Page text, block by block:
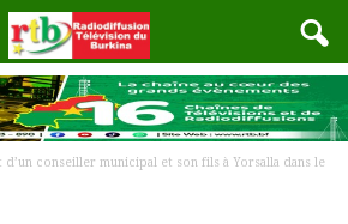
d’un conseiller municipal et son fils à Yorsalla dans le